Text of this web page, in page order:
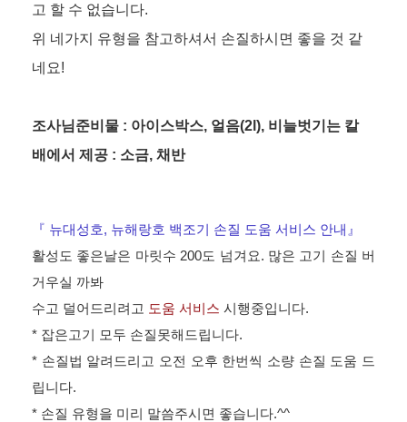
고 할 수 없습니다.
위 네가지 유형을 참고하셔서 손질하시면 좋을 것 같
네요!
조사님준비물 : 아이스박스, 얼음(2l), 비늘벗기는 칼
배에서 제공 : 소금, 채반
『 뉴대성호, 뉴해랑호 백조기 손질 도움 서비스 안내』
활성도 좋은날은 마릿수 200도 넘겨요. 많은 고기 손질 버
거우실 까봐
수고 덜어드리려고 도움 서비스 시행중입니다.
* 잡은고기 모두 손질못해드립니다.
* 손질법 알려드리고 오전 오후 한번씩 소량 손질 도움 드
립니다.
* 손질 유형을 미리 말씀주시면 좋습니다.^^